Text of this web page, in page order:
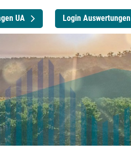
UA Login Auswertungen